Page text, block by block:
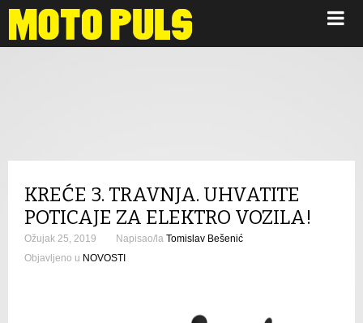
KREĆE 3. TRAVNJA. UHVATITE
POTICAJE ZA ELEKTRO VOZILA!
Ožujak 25, 2019 Napisao/la Tomislav Bešenić
Objavljeno u NOVOSTI